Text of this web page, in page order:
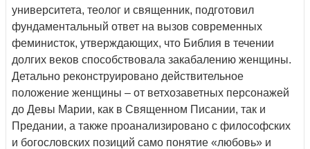
университета, теолог и священник, подготовил
фундаментальный ответ на вызов современных
феминисток, утверждающих, что Библия в течении
долгих веков способствовала закабалению женщины.
Детально реконструировано действительное
положение женщины – от ветхозаветных персонажей
до Девы Марии, как в Священном Писании, так и
Предании, а также проанализировано с философских
и богословских позиций само понятие «любовь» и